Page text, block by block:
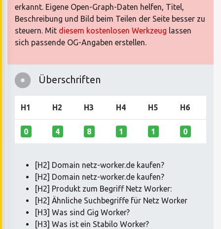
erkannt. Eigene Open-Graph-Daten helfen, Titel,
Beschreibung und Bild beim Teilen der Seite besser zu
steuern. Mit diesem kostenlosen Werkzeug lassen
sich passende OG-Angaben erstellen.
Überschriften
H1 H2 H3 H4 H5 H6
0 4 8 1 1 0
[H2] Domain netz-worker.de kaufen?
[H2] Domain netz-worker.de kaufen?
[H2] Produkt zum Begriff Netz Worker:
[H2] Ähnliche Suchbegriffe für Netz Worker
[H3] Was sind Gig Worker?
[H3] Was ist ein Stabilo Worker?